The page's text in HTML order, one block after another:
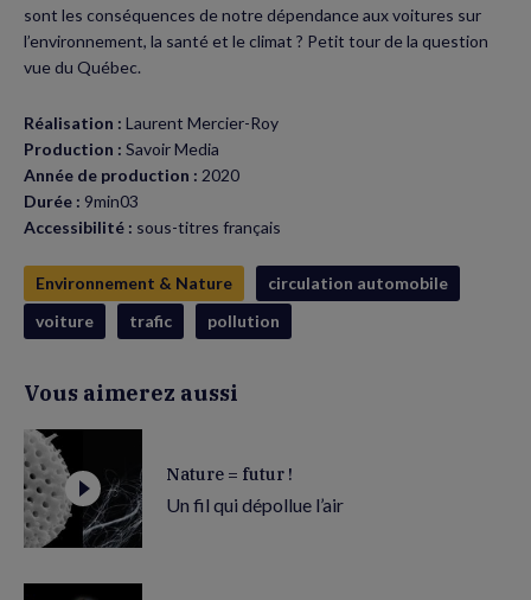
fenêtre) fenêtre)
sont les conséquences de notre dépendance aux voitures sur
l’environnement, la santé et le climat ? Petit tour de la question
vue du Québec.
Réalisation : Laurent Mercier-Roy
Production : Savoir Media
Année de production : 2020
Durée : 9min03
Accessibilité : sous-titres français
Environnement & Nature
circulation automobile
voiture
trafic pollution
Vous aimerez aussi
Nature = futur !
Un fil qui dépollue l’air